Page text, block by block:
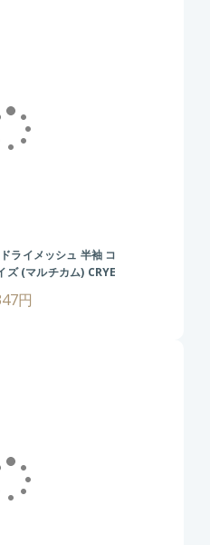
ライメッシュ 半袖 コ
ズ (マルチカム) CRYE
イバルゲーム メンズ
円